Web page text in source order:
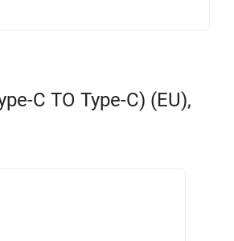
C TO Type-C) (EU),